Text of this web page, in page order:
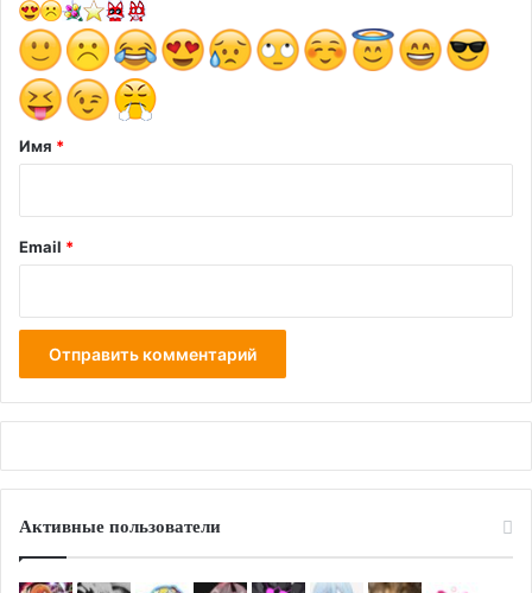
р
и
й
Имя *
Email *
Активные пользователи